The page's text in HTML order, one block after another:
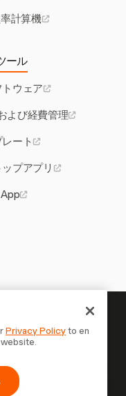
計算機
ール
ウェア
よび経費管理
ート
プアプリ
する価値
ましょう
トに請求し、より速
参加しましょう。無
Privacy Policyto en